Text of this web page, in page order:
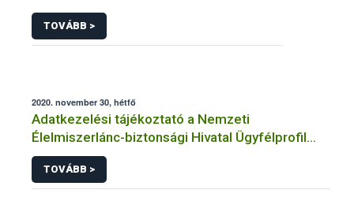
TOVÁBB >
2020. november 30, hétfő
Adatkezelési tájékoztató a Nemzeti
Élelmiszerlánc-biztonsági Hivatal Ügyfélprofil
Rendszerben kertészeti szaporítóanyag
témakörben intézhető közhatalmi eljárásaihoz
kapcsolódó adatkezeléséhez
TOVÁBB >